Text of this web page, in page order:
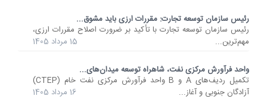
رئیس سازمان توسعه تجارت: مقررات ارزی باید مشوق...
رئیس سازمان توسعه تجارت با تأکید بر ضرورت اصلاح مقررات ارزی،
مهم‌ترین...
15 مرداد 1405
واحد فرآورش مرکزی نفت، شاهراه توسعه میدان‌های...
تکمیل ردیف‌های A و B واحد فرآورش مرکزی نفت خام (CTEP)
آزادگان جنوبی و آغاز...
16 مرداد 1405